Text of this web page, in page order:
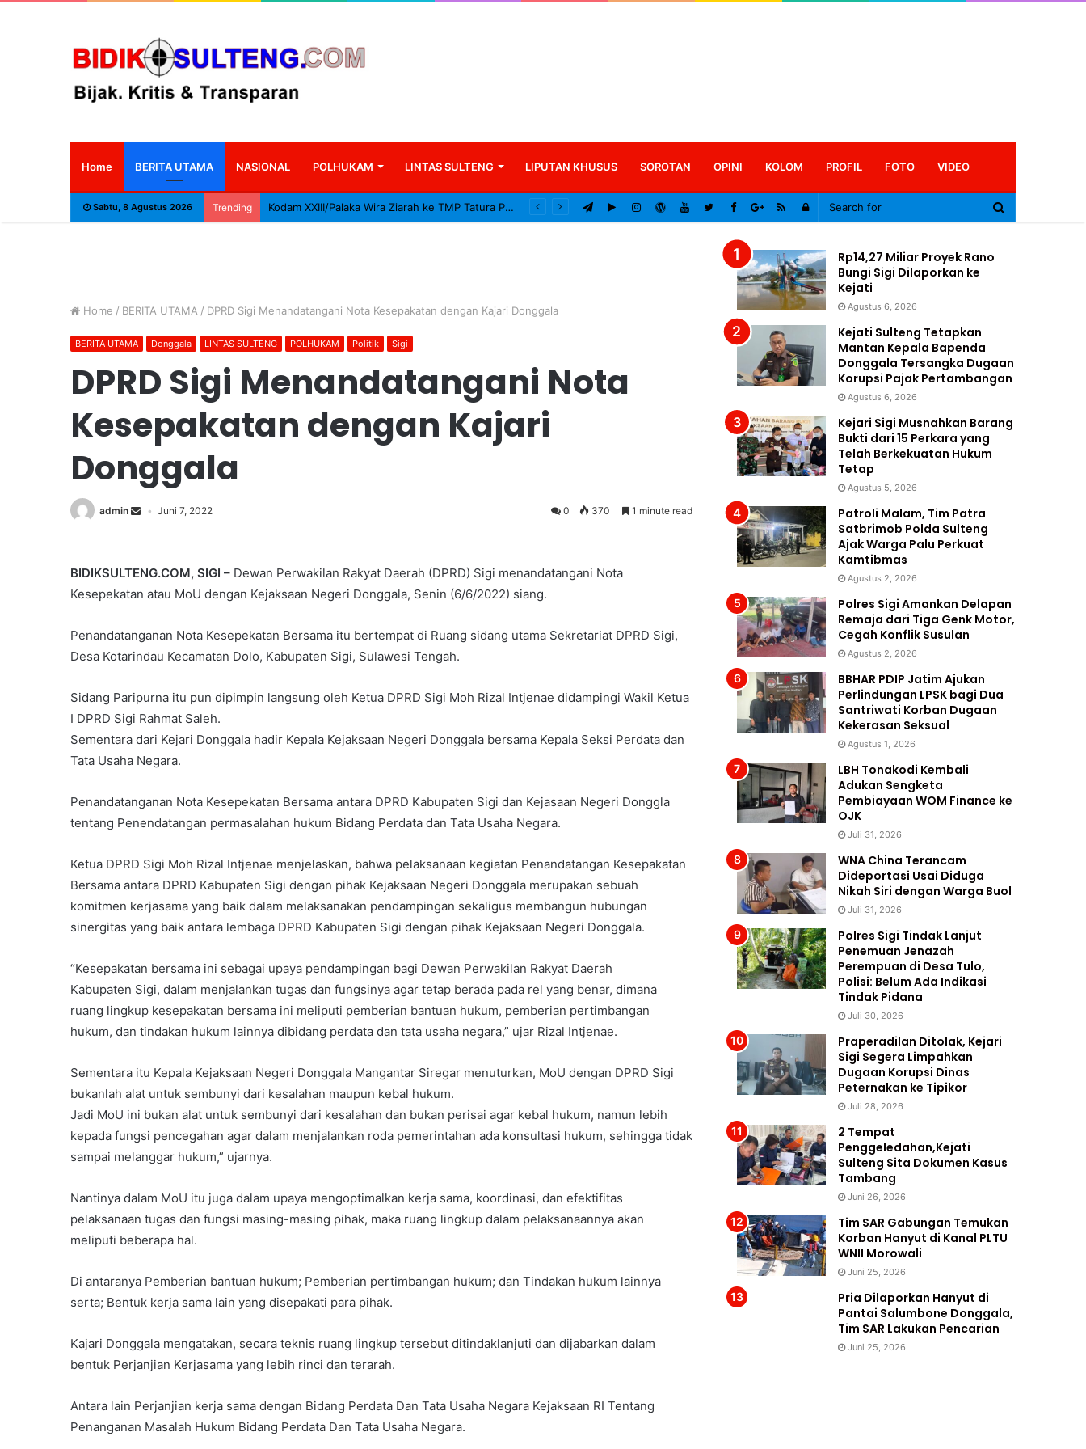
Home BERITA UTAMA NASIONAL POLHUKAM LINTAS SULTENG LIPUTAN KHUSUS SOROTAN OPINI KOLOM PROFIL FOTO VIDEO
Sabtu, 8 Agustus 2026 Trending Kodam XXIII/Palaka Wira Ziarah ke TMP Tatura Peringati HUT ke-1 Log
Home / BERITA UTAMA / DPRD Sigi Menandatangani Nota Kesepakatan dengan Kajari Donggala
BERITA UTAMA Donggala LINTAS SULTENG POLHUKAM Politik Sigi
DPRD Sigi Menandatangani Nota
Kesepakatan dengan Kajari
Donggala
admin Juni 7, 2022 0 370 1 minute read
BIDIKSULTENG.COM, SIGI – Dewan Perwakilan Rakyat Daerah (DPRD) Sigi menandatangani Nota
Kesepekatan atau MoU dengan Kejaksaan Negeri Donggala, Senin (6/6/2022) siang.
Penandatanganan Nota Kesepekatan Bersama itu bertempat di Ruang sidang utama Sekretariat DPRD Sigi,
Desa Kotarindau Kecamatan Dolo, Kabupaten Sigi, Sulawesi Tengah.
Sidang Paripurna itu pun dipimpin langsung oleh Ketua DPRD Sigi Moh Rizal Intjenae didampingi Wakil Ketua
I DPRD Sigi Rahmat Saleh.
Sementara dari Kejari Donggala hadir Kepala Kejaksaan Negeri Donggala bersama Kepala Seksi Perdata dan
Tata Usaha Negara.
Penandatanganan Nota Kesepekatan Bersama antara DPRD Kabupaten Sigi dan Kejasaan Negeri Donggla
tentang Penendatangan permasalahan hukum Bidang Perdata dan Tata Usaha Negara.
Ketua DPRD Sigi Moh Rizal Intjenae menjelaskan, bahwa pelaksanaan kegiatan Penandatangan Kesepakatan
Bersama antara DPRD Kabupaten Sigi dengan pihak Kejaksaan Negeri Donggala merupakan sebuah
komitmen kerjasama yang baik dalam melaksanakan pendampingan sekaligus membangun hubungan
sinergitas yang baik antara lembaga DPRD Kabupaten Sigi dengan pihak Kejaksaan Negeri Donggala.
“Kesepakatan bersama ini sebagai upaya pendampingan bagi Dewan Perwakilan Rakyat Daerah
Kabupaten Sigi, dalam menjalankan tugas dan fungsinya agar tetap berada pada rel yang benar, dimana
ruang lingkup kesepakatan bersama ini meliputi pemberian bantuan hukum, pemberian pertimbangan
hukum, dan tindakan hukum lainnya dibidang perdata dan tata usaha negara,” ujar Rizal Intjenae.
Sementara itu Kepala Kejaksaan Negeri Donggala Mangantar Siregar menuturkan, MoU dengan DPRD Sigi
bukanlah alat untuk sembunyi dari kesalahan maupun kebal hukum.
Jadi MoU ini bukan alat untuk sembunyi dari kesalahan dan bukan perisai agar kebal hukum, namun lebih
kepada fungsi pencegahan agar dalam menjalankan roda pemerintahan ada konsultasi hukum, sehingga tidak
sampai melanggar hukum,” ujarnya.
Nantinya dalam MoU itu juga dalam upaya mengoptimalkan kerja sama, koordinasi, dan efektifitas
pelaksanaan tugas dan fungsi masing-masing pihak, maka ruang lingkup dalam pelaksanaannya akan
meliputi beberapa hal.
Di antaranya Pemberian bantuan hukum; Pemberian pertimbangan hukum; dan Tindakan hukum lainnya
serta; Bentuk kerja sama lain yang disepakati para pihak.
Kajari Donggala mengatakan, secara teknis ruang lingkup tersebut ditindaklanjuti dan dijabarkan dalam
bentuk Perjanjian Kerjasama yang lebih rinci dan terarah.
Antara lain Perjanjian kerja sama dengan Bidang Perdata Dan Tata Usaha Negara Kejaksaan RI Tentang
Penanganan Masalah Hukum Bidang Perdata Dan Tata Usaha Negara.
Rp14,27 Miliar Proyek Rano
Bungi Sigi Dilaporkan ke
Kejati
Agustus 6, 2026
Kejati Sulteng Tetapkan
Mantan Kepala Bapenda
Donggala Tersangka Dugaan
Korupsi Pajak Pertambangan
Agustus 6, 2026
Kejari Sigi Musnahkan Barang
Bukti dari 15 Perkara yang
Telah Berkekuatan Hukum
Tetap
Agustus 5, 2026
Patroli Malam, Tim Patra
Satbrimob Polda Sulteng
Ajak Warga Palu Perkuat
Kamtibmas
Agustus 2, 2026
Polres Sigi Amankan Delapan
Remaja dari Tiga Genk Motor,
Cegah Konflik Susulan
Agustus 2, 2026
BBHAR PDIP Jatim Ajukan
Perlindungan LPSK bagi Dua
Santriwati Korban Dugaan
Kekerasan Seksual
Agustus 1, 2026
LBH Tonakodi Kembali
Adukan Sengketa
Pembiayaan WOM Finance ke
OJK
Juli 31, 2026
WNA China Terancam
Dideportasi Usai Diduga
Nikah Siri dengan Warga Buol
Juli 31, 2026
Polres Sigi Tindak Lanjut
Penemuan Jenazah
Perempuan di Desa Tulo,
Polisi: Belum Ada Indikasi
Tindak Pidana
Juli 30, 2026
Praperadilan Ditolak, Kejari
Sigi Segera Limpahkan
Dugaan Korupsi Dinas
Peternakan ke Tipikor
Juli 28, 2026
2 Tempat
Penggeledahan,Kejati
Sulteng Sita Dokumen Kasus
Tambang
Juni 26, 2026
Tim SAR Gabungan Temukan
Korban Hanyut di Kanal PLTU
WNII Morowali
Juni 25, 2026
Pria Dilaporkan Hanyut di
Pantai Salumbone Donggala,
Tim SAR Lakukan Pencarian
Juni 25, 2026